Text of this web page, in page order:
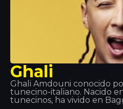
Ghali
Ghali Amdouni conocido
tunecino-italiano. Nacido
tunecinos, ha vivido en